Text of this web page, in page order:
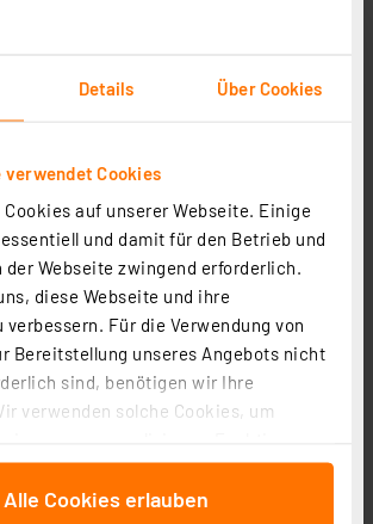
Details Über Cookies
verwendet Cookies
auf unserer Webseite. Einige
und damit für den Betrieb und
Webseite zwingend erforderlich.
diese Webseite und ihre
verbessern. Für die Verwendung von
Bereitstellung unseres Angebots nicht
sind, benötigen wir Ihre
verwenden solche Cookies, um
anbieten zu können und die Zugriffe
zu analysieren. Außerdem geben
Alle Cookies erlauben
Temperaturschalter UTS 125, 180°
inkl. MwSt.
Informationen zu Versandkosten